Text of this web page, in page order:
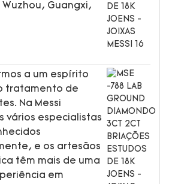
Guangxi,
a um espírito
tratamento de
Na Messi
vários especialistas
e os artesãos
têm mais de uma
em